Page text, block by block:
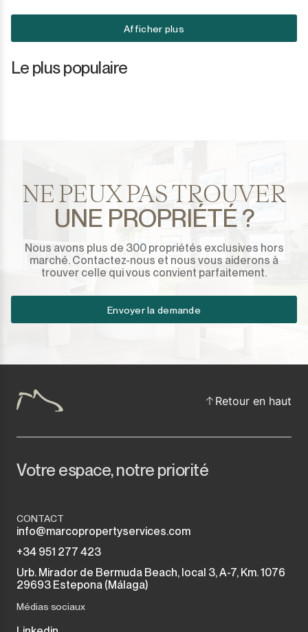
Afficher plus
Le plus populaire
NE PEUX PAS TROUVER
UNE PROPRIÉTÉ ?
Nous avons plus de 300 propriétés exclusives hors
marché. Contactez-nous et nous vous aiderons à
trouver celle qui vous convient parfaitement.
Envoyer la demande
Retour en haut
Votre espace, notre priorité
CONTACT
info@marcopropertyservices.com
+34 951 277 423
Urb. Mirador de Bermuda Beach, local 3, A-7, Km. 1076
29693 Estepona (Málaga)
Médias sociaux